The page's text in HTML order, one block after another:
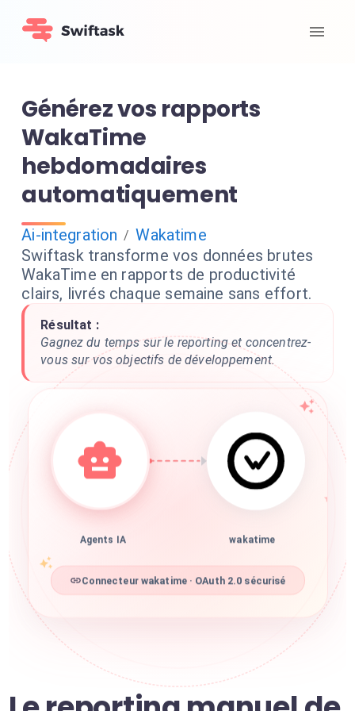
Générez vos rapports
WakaTime
hebdomadaires
automatiquement
Ai-integration / Wakatime
Swiftask transforme vos données brutes
WakaTime en rapports de productivité
clairs, livrés chaque semaine sans effort.
Résultat :
Gagnez du temps sur le reporting et concentrez-
vous sur vos objectifs de développement.
Agents IA wakatime
Connecteur wakatime · OAuth 2.0 sécurisé